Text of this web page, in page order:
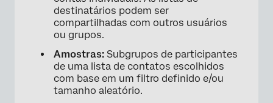
destinatários podem ser
compartilhadas com outros usuários
ou grupos.
Amostras: Subgrupos de participantes
de uma lista de contatos escolhidos
com base em um filtro definido e/ou
tamanho aleatório.